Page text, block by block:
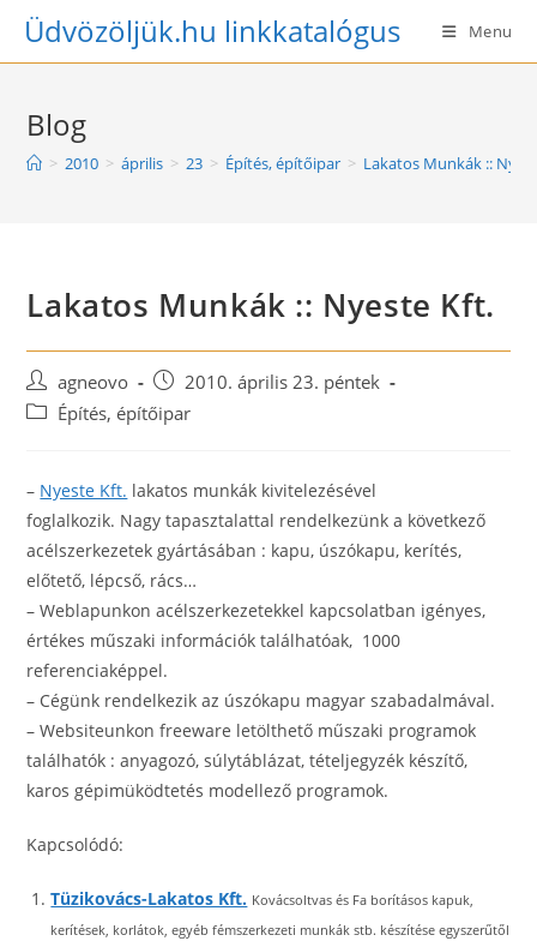
SkipÜdvözöljük.hu linkkatalógus Menu
Blog
> 2010 > április > 23 > Építés, építőipar > Lakatos Munkák ::
Lakatos Munkák :: Nyeste Kft.
Post
author:
agneovo
Post
published:
2010. április 23. péntek
PostÉpítés, építőipar
– Nyeste Kft. lakatos munkák kivitelezésével
foglalkozik. Nagy tapasztalattal rendelkezünk a következő
acélszerkezetek gyártásában : kapu, úszókapu, kerítés,
előtető, lépcső, rács…
– Weblapunkon acélszerkezetekkel kapcsolatban igényes,
értékes műszaki információk találhatóak, 1000
referenciaképpel.
– Cégünk rendelkezik az úszókapu magyar szabadalmával.
– Websiteunkon freeware letölthető műszaki programok
találhatók : anyagozó, súlytáblázat, tételjegyzék készítő,
karos gépimüködtetés modellező programok.
Kapcsolódó:
Tüzikovács-Lakatos Kft. Kovácsoltvas és Fa borításos kapuk,
kerítések, korlátok, egyéb fémszerkezeti munkák stb. készítése egyszerűtől